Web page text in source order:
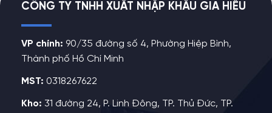
CÔNG TY TNHH XUẤT NHẬP KHẨU GIA HIẾU
VP chính: 90/35 đường số 4, Phường Hiệp Bình,
Thành phố Hồ Chí Minh
MST: 0318267622
Kho: 31 đường 24, P. Linh Đông, TP. Thủ Đức, TP.